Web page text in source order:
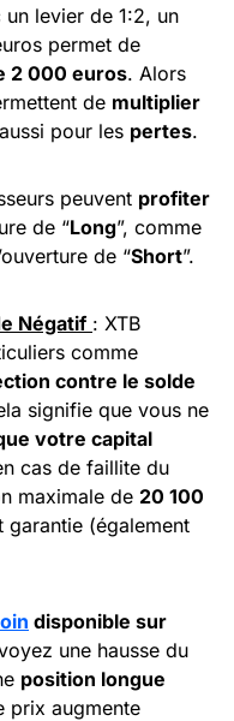
levier de 1:2, un
permet de
2 000 euros. Alors
de multiplier
pour les pertes.
peuvent profiter
de “Long”, comme
de “Short”.
Négatif : XTB
comme
contre le solde
signifie que vous ne
votre capital
cas de faillite du
maximale de 20 100
garantie (également
disponible sur
une hausse du
position longue
prix augmente